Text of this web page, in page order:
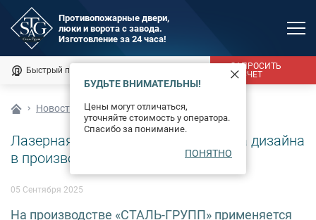
Быстрый подбор
ЗАПРОСИТЬ
РАСЧЕТ
Противопожарные двери,
люки и ворота с завода.
Изготовление за 24 часа!
Доставка и монтаж
Оплата
БУДЬТЕ ВНИМАТЕЛЬНЫ!
Цены могут отличаться,
уточняйте стоимость у оператора.
Спасибо за понимание.
ПОНЯТНО
Новости
Лазерная резка: точность и свобода дизайна
в производстве дверей
05 Сентября 2025
На производстве «СТАЛЬ-ГРУПП» применяется
MAX
Мы онлайн